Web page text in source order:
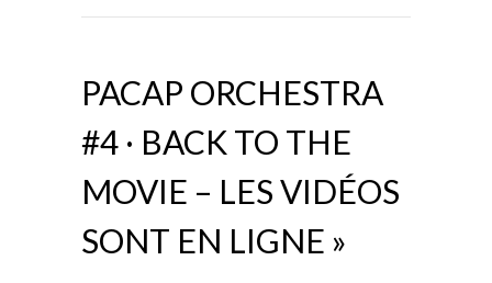
PACAP ORCHESTRA
#4 · BACK TO THE
MOVIE – LES VIDÉOS
SONT EN LIGNE »